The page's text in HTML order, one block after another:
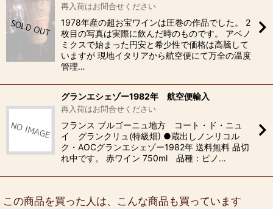
再入荷はお問合せください
1978年産の超お宝ワインは圧巻の作品でした。 2
枚目の写真は実際に飲んだ時のものです。 アベノ
ミクスで始まった円安と希少性で価格は高騰して
いますが 現地イタリアから航空便にて万全の温度
管理…
グランエシェゾー1982年 航空便輸入
再入荷はお問合せください
フランス ブルゴーニュ地方 コート・ド・ニュ
イ グランクリュ(特級畑) ●蔵出しノンリコル
ク・AOCグランエシェゾー1982年 送料無料 品切
れ中です。 赤ワイン 750ml 品種：ピノ…
この商品を買った人は、こんな商品も買っています